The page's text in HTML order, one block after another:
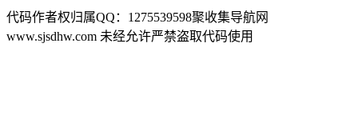
代码作者权归属QQ：1275539598聚收集导航网
www.sjsdhw.com 未经允许严禁盗取代码使用